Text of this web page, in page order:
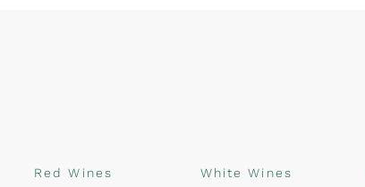
Red Wines White Wines